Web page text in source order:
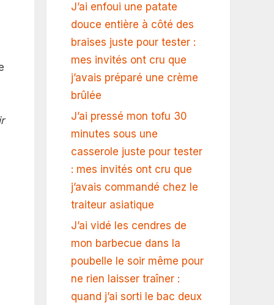
J’ai enfoui une patate
douce entière à côté des
braises juste pour tester :
mes invités ont cru que
j’avais préparé une crème
brûlée
J’ai pressé mon tofu 30
minutes sous une
casserole juste pour tester
: mes invités ont cru que
j’avais commandé chez le
traiteur asiatique
J’ai vidé les cendres de
mon barbecue dans la
poubelle le soir même pour
ne rien laisser traîner :
quand j’ai sorti le bac deux